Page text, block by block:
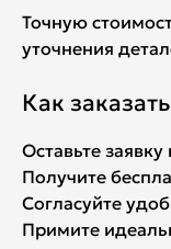
Точную
уточнения
Как
Оставьте
Получите
Согласуйте
Примите